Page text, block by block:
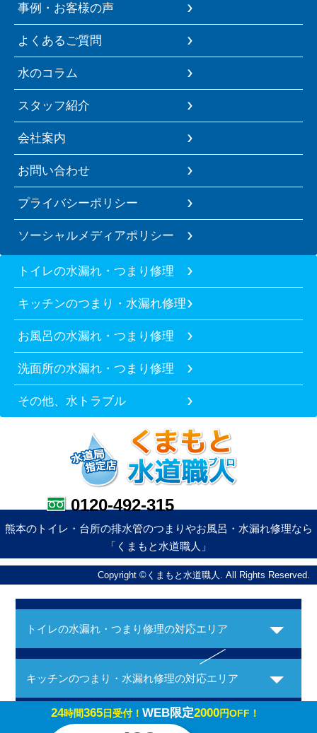
事例・お客様の声
よくあるご質問
水のコラム
スタッフ紹介
会社案内
お問い合わせ
プライバシーポリシー
ソーシャルメディアポリシー
トイレの水漏れ・つまり修理
キッチンのつまり・水漏れ修理
お風呂の水漏れ・つまり修理
洗面所の水漏れ・つまり修理
その他、水トラブル
0120-492-315
熊本のトイレ・台所の排水管のつまりやお風呂・水漏れ修理なら
「くまもと水道職人」
Copyright ©くまもと水道職人. All Rights Reserved.
トイレの水漏れ・つまり修理の対応エリア
キッチンのつまり・水漏れ修理の対応エリア
お風呂の水漏れ・つまり修理の対応エリア
24時間365日受付！ WEB限定2000円OFF！